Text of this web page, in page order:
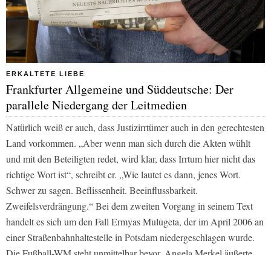
ERKALTETE LIEBE
Frankfurter Allgemeine und Süddeutsche: Der
parallele Niedergang der Leitmedien
Natürlich weiß er auch, dass Justizirrtümer auch in den gerechtesten
Land vorkommen. „Aber wenn man sich durch die Akten wühlt
und mit den Beteiligten redet, wird klar, dass Irrtum hier nicht das
richtige Wort ist“, schreibt er. „Wie lautet es dann, jenes Wort.
Schwer zu sagen. Beflissenheit. Beeinflussbarkeit.
Zweifelsverdrängung.“Bei dem zweiten Vorgang in seinem Text
handelt es sich um den Fall Ermyas Mulugeta, der im April 2006 an
einer Straßenbahnhaltestelle in Potsdam niedergeschlagen wurde.